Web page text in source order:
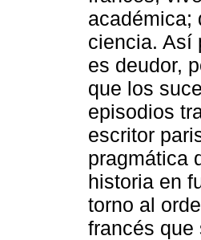
académica;
ciencia. Así
es deudor,
que los
episodios
escritor
pragmática
historia en
torno al
francés que